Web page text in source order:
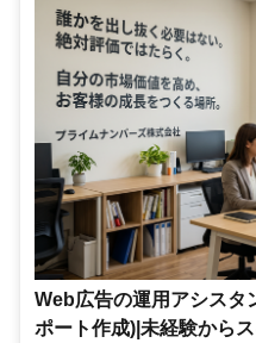
Web広告の運用アシスタ
ポート作成)|未経験から